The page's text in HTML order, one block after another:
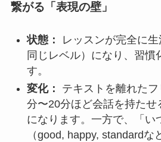
繋がる「表現の壁」
状態：
レッスンが完全に
同じレベル）になり、習慣
す。
変化：
テキストを離れた
分〜20分ほど会話を持たせ
になります。一方で、「い
（good, happy, standardな